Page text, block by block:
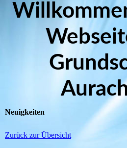
Neuigkeiten
Zurück zur Übersicht